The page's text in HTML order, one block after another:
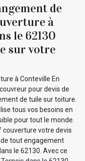
de
à
le 62130
sur votre
à Conteville En
pour devis de
de tuile sur toiture.
tous vos besoins en
pour tout le monde.
couverture votre devis
tout engagement
le 62130. Avec ce